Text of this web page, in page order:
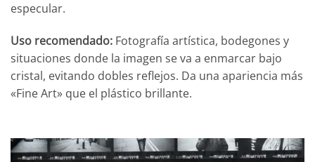
especular.
Uso recomendado: Fotografía artística, bodegones y
situaciones donde la imagen se va a enmarcar bajo
cristal, evitando dobles reflejos. Da una apariencia más
«Fine Art» que el plástico brillante.